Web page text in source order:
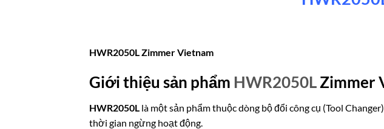
HWR2050L Zimmer Vietnam
Giới thiệu sản phẩm HWR2050L Zimmer
HWR2050L là một sản phẩm thuộc dòng bộ đổi công cụ (Tool
thời gian ngừng hoạt động.